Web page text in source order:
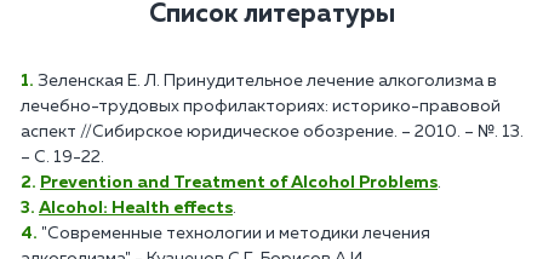
Список литературы
Зеленская Е. Л. Принудительное лечение алкоголизма в
лечебно-трудовых профилакториях: историко-правовой
аспект //Сибирское юридическое обозрение. – 2010. – №. 13.
– С. 19-22.
Prevention and Treatment of Alcohol Problems.
Alcohol: Health effects.
"Современные технологии и методики лечения